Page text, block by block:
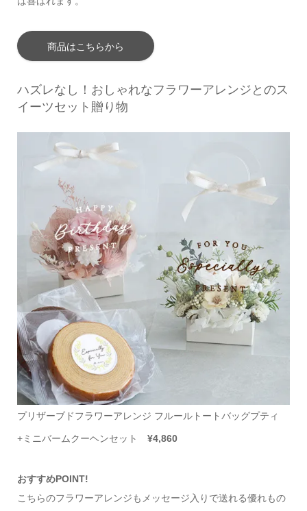
商品はこちらから
ハズレなし！おしゃれなフラワーアレンジとのス
イーツセット贈り物
プリザーブドフラワーアレンジ フルールトートバッグプティ
+ミニバームクーヘンセット ¥4,860
おすすめPOINT!
こちらのフラワーアレンジもメッセージ入りで送れる優れもの